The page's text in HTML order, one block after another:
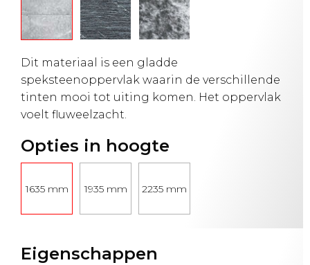
Dit materiaal is een gladde
speksteenoppervlak waarin de verschillende
tinten mooi tot uiting komen. Het oppervlak
voelt fluweelzacht.
Opties in hoogte
1635 mm 1935 mm 2235 mm
Eigenschappen